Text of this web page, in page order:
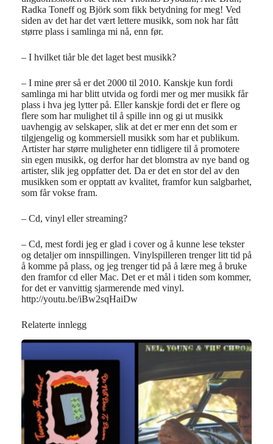
Radka Toneff og Björk som fikk betydning for meg! Ved
siden av det har det vært lettere musikk, som nok har fått
større plass i samlinga mi nå, enn før.
– I hvilket tiår ble det laget best musikk?
– I mine ører så er det 2000 til 2010. Kanskje kun fordi
samlinga mi har blitt utvida og fordi mer og mer musikk får
plass i hva jeg lytter på. Eller kanskje fordi det er flere og
flere som har mulighet til å spille inn og gi ut musikk
uavhengig av selskaper, slik at det er mer enn det som er
tilgjengelig og kommersiell musikk som har et publikum.
Artister har større muligheter enn tidligere til å promotere
sin egen musikk, og derfor har det blomstra av nye band og
artister, slik jeg oppfatter det. Da er det en stor del av den
musikken som er opptatt av kvalitet, framfor kun salgbarhet,
som får vokse fram.
– Cd, vinyl eller streaming?
– Cd, mest fordi jeg er glad i cover og å kunne lese tekster
og detaljer om innspillingen. Vinylspilleren trenger litt tid på
å komme på plass, og jeg trenger tid på å lære meg å bruke
den framfor cd eller Mac. Det er et mål i tiden som kommer,
for det er vanvittig sjarmerende med vinyl.
http://youtu.be/iBw2sqHaiDw
Relaterte innlegg